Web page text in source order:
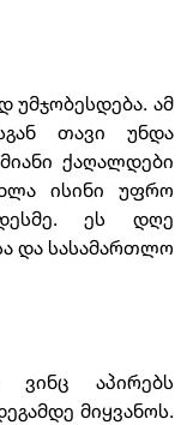
უმჯობესდება. ამ
თავი უნდა
ქაღალდები
ისინი უფრო
ეს დღე
და სასამართლო
ვინც აპირებს
მიყვანოს.